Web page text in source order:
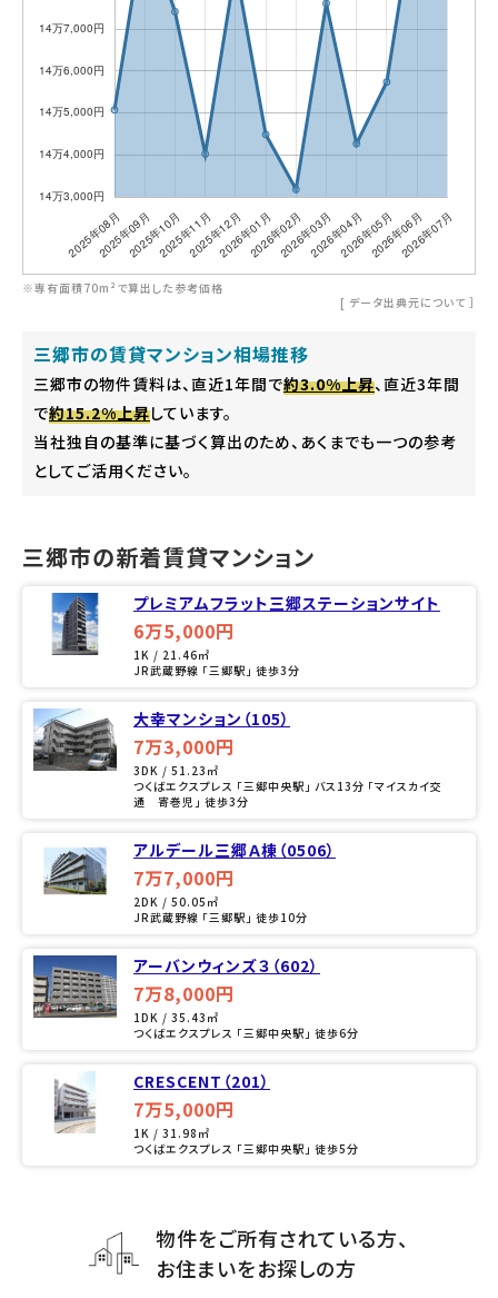
※専有面積70m²で算出した参考価格
[ データ出典元について ］
三郷市の賃貸マンション相場推移
三郷市の物件賃料は、直近1年間で約3.0%上昇、直近3年間
で約15.2%上昇しています。
当社独自の基準に基づく算出のため、あくまでも一つの参考
としてご活用ください。
三郷市の新着賃貸マンション
プレミアムフラット三郷ステーションサイト
6万5,000円
1K / 21.46㎡
JR武蔵野線 「三郷駅」 徒歩3分
大幸マンション（105）
7万3,000円
3DK / 51.23㎡
つくばエクスプレス 「三郷中央駅」 バス13分 「マイスカイ交
通 寄巻児」 徒歩3分
アルデール三郷Ａ棟（0506）
7万7,000円
2DK / 50.05㎡
JR武蔵野線 「三郷駅」 徒歩10分
アーバンウィンズ３（602）
7万8,000円
1DK / 35.43㎡
つくばエクスプレス 「三郷中央駅」 徒歩6分
CRESCENT（201）
7万5,000円
1K / 31.98㎡
つくばエクスプレス 「三郷中央駅」 徒歩5分
物件をご所有されている方、
お住まいをお探しの方